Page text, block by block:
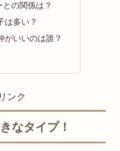
の関係は？
は多い？
がいいのは誰？
ンク
なタイプ！